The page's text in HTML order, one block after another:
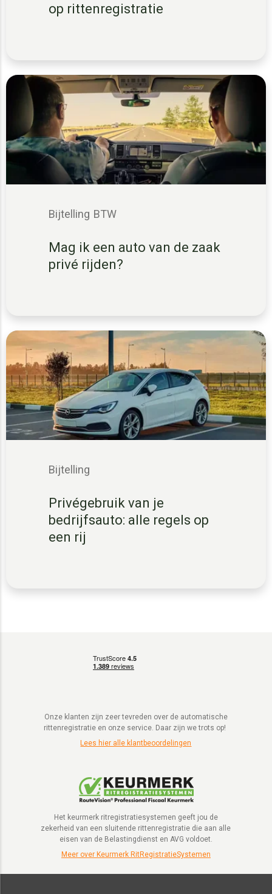
op rittenregistratie
Bijtelling BTW
Mag ik een auto van de zaak
privé rijden?
Bijtelling
Privégebruik van je
bedrijfsauto: alle regels op
een rij
Onze klanten zijn zeer tevreden over de automatische
rittenregistratie en onze service. Daar zijn we trots op!
Lees hier alle klantbeoordelingen
Het keurmerk ritregistratiesystemen geeft jou de
zekerheid van een sluitende rittenregistratie die aan alle
eisen van de Belastingdienst en AVG voldoet.
Meer over Keurmerk RitRegistratieSystemen